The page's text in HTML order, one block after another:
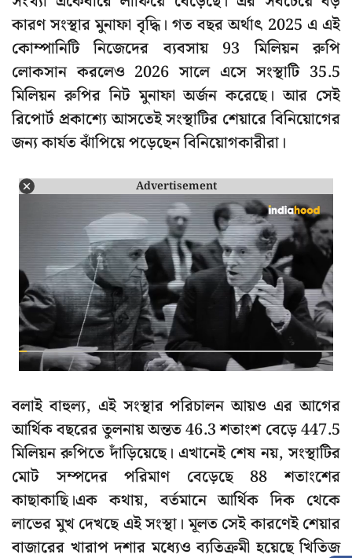
কারণ সংস্থার মুনাফা বৃদ্ধি। গত বছর অর্থাৎ 2025 এ এই
কোম্পানিটি নিজেদের ব্যবসায় 93 মিলিয়ন রুপি
লোকসান করলেও 2026 সালে এসে সংস্থাটি 35.5
মিলিয়ন রুপির নিট মুনাফা অর্জন করেছে। আর সেই
রিপোর্ট প্রকাশ্যে আসতেই সংস্থাটির শেয়ারে বিনিয়োগের
জন্য কার্যত ঝাঁপিয়ে পড়েছেন বিনিয়োগকারীরা।
Advertisement
বলাই বাহুল্য, এই সংস্থার পরিচালন আয়ও এর আগের
আর্থিক বছরের তুলনায় অন্তত 46.3 শতাংশ বেড়ে 447.5
মিলিয়ন রুপিতে দাঁড়িয়েছে। এখানেই শেষ নয়, সংস্থাটির
মোট সম্পদের পরিমাণ বেড়েছে 88 শতাংশের
কাছাকাছি।এক কথায়, বর্তমানে আর্থিক দিক থেকে
লাভের মুখ দেখছে এই সংস্থা। মূলত সেই কারণেই শেয়ার
বাজারের খারাপ দশার মধ্যেও ব্যতিক্রমী হয়েছে খিতিজ